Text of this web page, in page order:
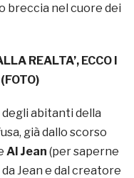
breccia nel cuore dei
REALTA’, ECCO I
degli abitanti della
già dallo scorso
Al Jean (per saperne
Jean e dal creatore